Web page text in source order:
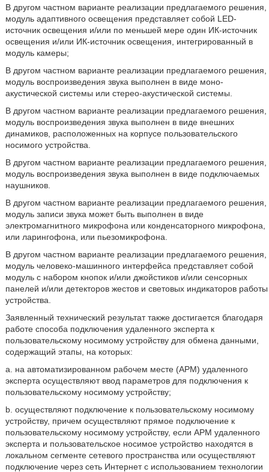
В другом частном варианте реализации предлагаемого решения,
модуль адаптивного освещения представляет собой LED-
источник освещения и/или по меньшей мере один ИК-источник
освещения и/или ИК-источник освещения, интегрированный в
модуль камеры;
В другом частном варианте реализации предлагаемого решения,
модуль воспроизведения звука выполнен в виде моно-
акустической системы или стерео-акустической системы.
В другом частном варианте реализации предлагаемого решения,
модуль воспроизведения звука выполнен в виде внешних
динамиков, расположенных на корпусе пользовательского
носимого устройства.
В другом частном варианте реализации предлагаемого решения,
модуль воспроизведения звука выполнен в виде подключаемых
наушников.
В другом частном варианте реализации предлагаемого решения,
модуль записи звука может быть выполнен в виде
электромагнитного микрофона или конденсаторного микрофона,
или ларингофона, или пьезомикрофона.
В другом частном варианте реализации предлагаемого решения,
модуль человеко-машинного интерфейса представляет собой
модуль с набором кнопок и/или джойстиков и/или сенсорных
панелей и/или детекторов жестов и световых индикаторов работы
устройства.
Заявленный технический результат также достигается благодаря
работе способа подключения удаленного эксперта к
пользовательскому носимому устройству для обмена данными,
содержащий этапы, на которых:
a. на автоматизированном рабочем месте (АРМ) удаленного
эксперта осуществляют ввод параметров для подключения к
пользовательскому носимому устройству;
b. осуществляют подключение к пользовательскому носимому
устройству, причем осуществляют прямое подключение к
пользовательскому носимому устройству, если АРМ удаленного
эксперта и пользовательское носимое устройство находятся в
локальном сегменте сетевого пространства или осуществляют
подключение через сеть Интернет с использованием технологии